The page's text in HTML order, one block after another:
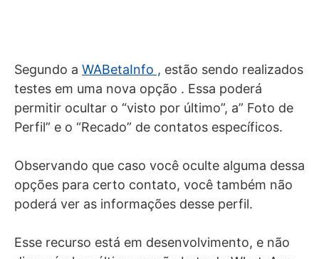
Segundo a WABetaInfo , estão sendo realizados
testes em uma nova opção . Essa poderá
permitir ocultar o “visto por último”, a” Foto de
Perfil” e o “Recado” de contatos específicos.
Observando que caso você oculte alguma dessa
opções para certo contato, você também não
poderá ver as informações desse perfil.
Esse recurso está em desenvolvimento, e não